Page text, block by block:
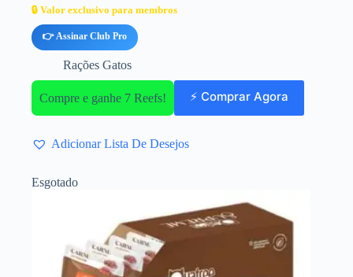
🔒 Valor exclusivo para membros
👉 Assinar Club Pro
Rações Gatos
Compre e ganhe 7 Reefs! ⚡ Comprar Agora
Adicionar Lista De Desejos
Esgotado